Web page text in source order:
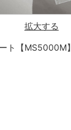
拡大する
ト【MS5000M】